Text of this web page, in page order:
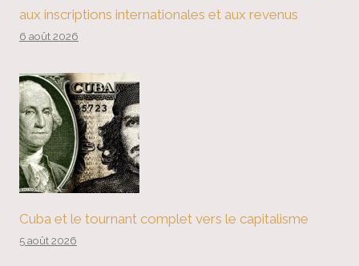
aux inscriptions internationales et aux revenus
6 août 2026
Cuba et le tournant complet vers le capitalisme
5 août 2026